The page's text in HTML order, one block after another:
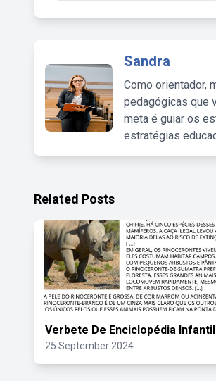
Sandra
Como orientador,
pedagógicas que
meta é guiar os
estratégias
Related Posts
Verbete De Enciclopédia Infantil
25 September 2024